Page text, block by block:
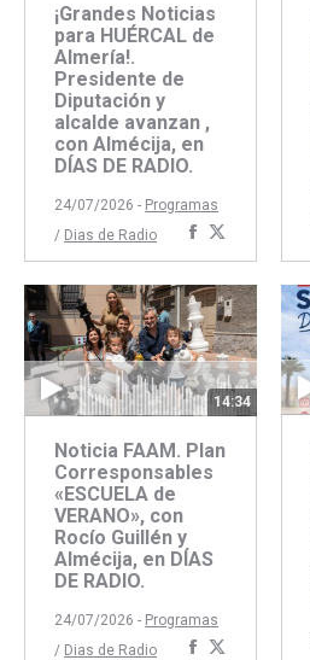
¡Grandes Noticias
para HUÉRCAL de
Almería!.
Presidente de
Diputación y
alcalde avanzan ,
con Almécija, en
DÍAS DE RADIO.
24/07/2026 - Programas
/ Dias de Radio
Compartir
con
Facebook
con
Twitter
14:34
Noticia FAAM. Plan
Corresponsables
«ESCUELA de
VERANO», con
Rocío Guillén y
Almécija, en DÍAS
DE RADIO.
24/07/2026 - Programas
/ Dias de Radio Compartir